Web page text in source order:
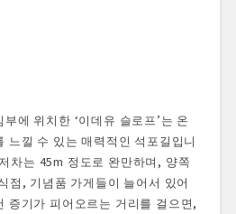
(백지 연못 지옥)
토지 야나기야
에 위치한 ‘이데유 슬로프’는 온
느낄 수 있는 매력적인 석포길입니
차는 45m 정도로 완만하며, 양쪽
점, 기념품 가게들이 늘어서 있어
증기가 피어오르는 거리를 걸으면,